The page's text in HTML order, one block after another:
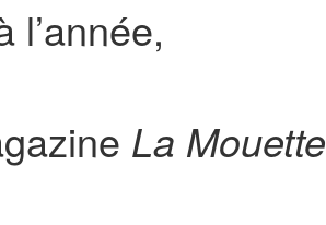
l’année,
La Mouette